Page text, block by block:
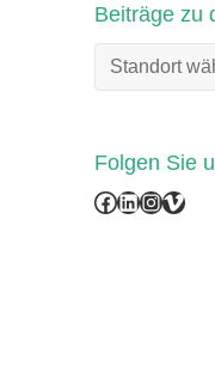
Beiträge zu
Folgen Sie
Facebook
LinkedIn
Vimeo